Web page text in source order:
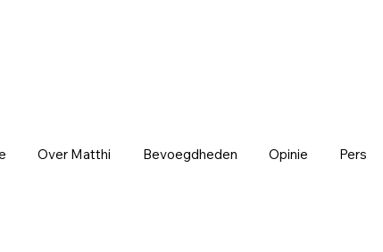
Over Matthi Bevoegdheden Opinie Pers